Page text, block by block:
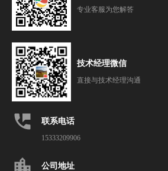
专业客服为您解答
技术经理微信
直接与技术经理沟通
perm_phone_msg 联系电话
15333209906
location_city 公司地址